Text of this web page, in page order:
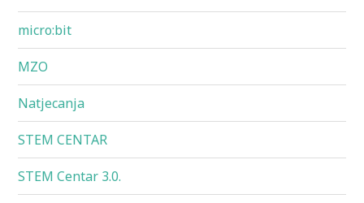
micro:bit
MZO
Natjecanja
STEM CENTAR
STEM Centar 3.0.